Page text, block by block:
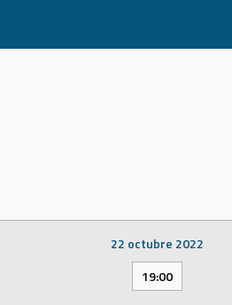
22 octubre 2022
19:00